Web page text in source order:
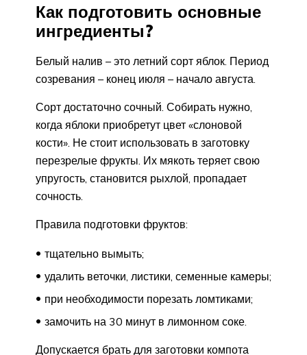
Как подготовить основные
ингредиенты?
Белый налив – это летний сорт яблок. Период
созревания – конец июля – начало августа.
Сорт достаточно сочный. Собирать нужно,
когда яблоки приобретут цвет «слоновой
кости». Не стоит использовать в заготовку
перезрелые фрукты. Их мякоть теряет свою
упругость, становится рыхлой, пропадает
сочность.
Правила подготовки фруктов:
тщательно вымыть;
удалить веточки, листики, семенные камеры;
при необходимости порезать ломтиками;
замочить на 30 минут в лимонном соке.
Допускается брать для заготовки компота